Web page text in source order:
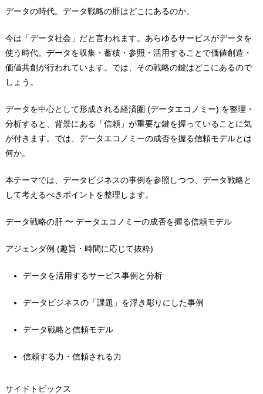
データの時代。データ戦略の肝はどこにあるのか。
今は「データ社会」だと言われます。あらゆるサービスがデータを
使う時代。データを収集・蓄積・参照・活用することで価値創造・
価値共創が行われています。では、その戦略の鍵はどこにあるので
しょう。
データを中心として形成される経済圏 (データエコノミー) を整理・
分析すると、背景にある「信頼」が重要な鍵を握っていることに気
が付きます。では、データエコノミーの成否を握る信頼モデルとは
何か。
本テーマでは、データビジネスの事例を参照しつつ、データ戦略と
して考えるべきポイントを整理します。
データ戦略の肝〜 データエコノミーの成否を握る信頼モデル
アジェンダ例 (趣旨・時間に応じて抜粋)
データを活用するサービス事例と分析
データビジネスの「課題」を浮き彫りにした事例
データ戦略と信頼モデル
信頼する力・信頼される力
サイドトピックス